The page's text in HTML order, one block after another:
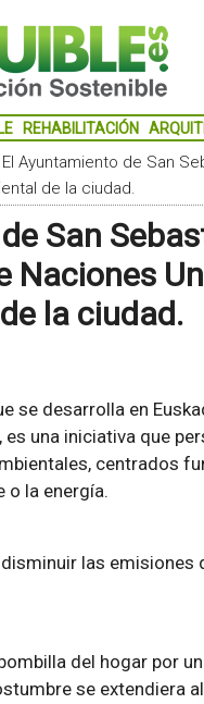
REHABILITACIÓN
El Ayuntamiento de San
de la ciudad.
San
Naciones
la ciudad.
se desarrolla en
una iniciativa que
centrados
o la energía.
las emisiones
del hogar por
se extendiera